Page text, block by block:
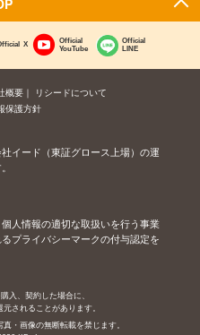
X
Official
YouTube
Official
LINE
概要
リシードについて
保護方針
イード（東証グロース上場）の運
人情報の適切な取扱いを行う事業
プライバシーマークの付与認定を
入、契約した場合に、
されることがあります。
・画像の無断転載を禁じます。